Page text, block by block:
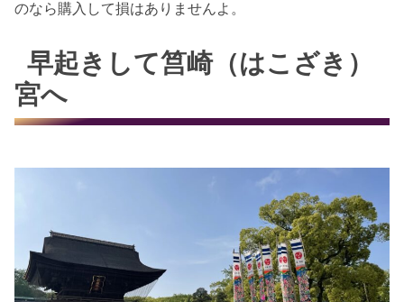
のなら購入して損はありませんよ。
早起きして筥崎（はこざき）
宮へ